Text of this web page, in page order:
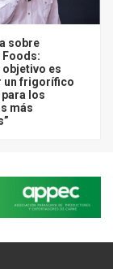
sobre
Foods:
objetivo es
un frigorífico
los
más